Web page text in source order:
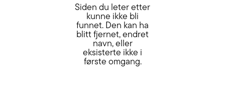
Siden du leter etter
kunne ikke bli
funnet. Den kan ha
blitt fjernet, endret
navn, eller
eksisterte ikke i
første omgang.